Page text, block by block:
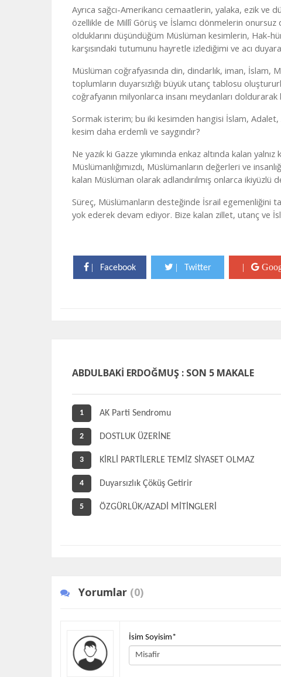
Ayrıca sağcı-Amerikancı cemaatlerin, yalaka, ezik ve
özellikle de Millî Görüş ve İslamcı dönmelerin
olduklarını düşündüğüm Müslüman kesimlerin, Hak-
karşısındaki tutumunu hayretle izlediğimi ve acı
Müslüman coğrafyasında din, dindarlık, iman, İslam,
toplumların duyarsızlığı büyük utanç tablosu
coğrafyanın milyonlarca insanı meydanları
Sormak isterim; bu iki kesimden hangisi İslam, Adalet,
kesim daha erdemli ve saygındır?
Ne yazık ki Gazze yıkımında enkaz altında kalan
Müslümanlığımızdı, Müslümanların değerleri ve
kalan Müslüman olarak adlandırılmış onlarca
Süreç, Müslümanların desteğinde İsrail egemenliğini
yok ederek devam ediyor. Bize kalan zillet, utanç ve
| Facebook | Twitter |
ABDULBAKİ ERDOĞMUŞ : SON 5 MAKALE
1 AK Parti Sendromu
2 DOSTLUK ÜZERİNE
3 KİRLİ PARTİLERLE TEMİZ SİYASET OLMAZ
4 Duyarsızlık Çöküş Getirir
5 ÖZGÜRLÜK/AZADİ MİTİNGLERİ
Yorumlar (0)
İsim Soyisim*